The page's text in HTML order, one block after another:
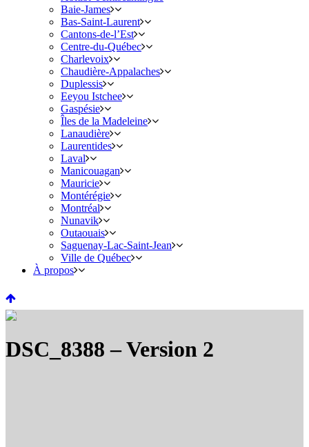
Baie-James
Bas-Saint-Laurent
Cantons-de-l’Est
Centre-du-Québec
Charlevoix
Chaudière-Appalaches
Duplessis
Eeyou Istchee
Gaspésie
Îles de la Madeleine
Lanaudière
Laurentides
Laval
Manicouagan
Mauricie
Montérégie
Montréal
Nunavik
Outaouais
Saguenay-Lac-Saint-Jean
Ville de Québec
À propos
DSC_8388 – Version 2